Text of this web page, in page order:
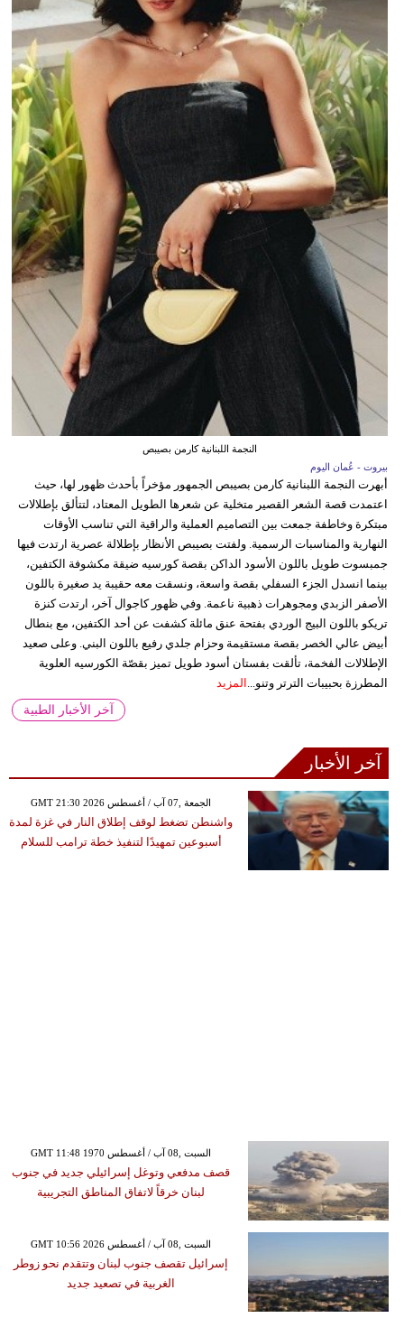
النجمة اللبنانية كارمن بصيبص
بيروت - عُمان اليوم
أبهرت النجمة اللبنانية كارمن بصيبص الجمهور مؤخراً بأحدث ظهور لها، حيث
اعتمدت قصة الشعر القصير متخلية عن شعرها الطويل المعتاد، لتتألق بإطلالات
مبتكرة وخاطفة جمعت بين التصاميم العملية والراقية التي تناسب الأوقات
النهارية والمناسبات الرسمية. ولفتت بصيبص الأنظار بإطلالة عصرية ارتدت فيها
جمبسوت طويل باللون الأسود الداكن بقصة كورسيه ضيقة مكشوفة الكتفين،
بينما انسدل الجزء السفلي بقصة واسعة، ونسقت معه حقيبة يد صغيرة باللون
الأصفر الزبدي ومجوهرات ذهبية ناعمة. وفي ظهور كاجوال آخر، ارتدت كنزة
تريكو باللون البيج الوردي بفتحة عنق مائلة كشفت عن أحد الكتفين، مع بنطال
أبيض عالي الخصر بقصة مستقيمة وحزام جلدي رفيع باللون البني. وعلى صعيد
الإطلالات الفخمة، تألقت بفستان أسود طويل تميز بقصّة الكورسيه العلوية
المطرزة بحبيبات الترتر وتنو... المزيد
آخر الأخبار الطبية
آخر الأخبار
GMT 21:30 2026 الجمعة ,07 آب / أغسطس
واشنطن تضغط لوقف إطلاق النار في غزة لمدة
أسبوعين تمهيدًا لتنفيذ خطة ترامب للسلام
GMT 11:48 1970 السبت ,08 آب / أغسطس
قصف مدفعي وتوغل إسرائيلي جديد في جنوب
لبنان خرقاً لاتفاق المناطق التجريبية
GMT 10:56 2026 السبت ,08 آب / أغسطس
إسرائيل تقصف جنوب لبنان وتتقدم نحو زوطر
الغربية في تصعيد جديد